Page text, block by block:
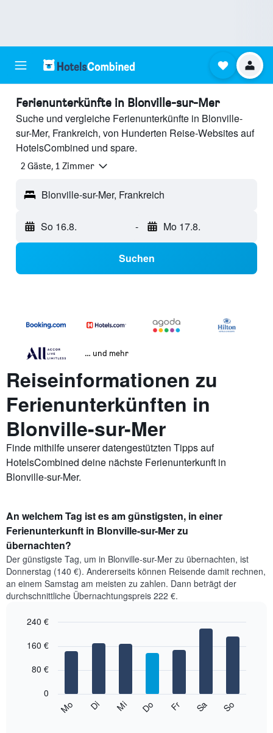
Ferienunterkünfte in Blonville-sur-Mer
Suche und vergleiche Ferienunterkünfte in Blonville-
sur-Mer, Frankreich, von Hunderten Reise-Websites auf
HotelsCombined und spare.
2 Gäste, 1 Zimmer
Blonville-sur-Mer, Frankreich
So 16.8. - Mo 17.8.
Suchen
… und mehr
Reiseinformationen zu
Ferienunterkünften in
Blonville-sur-Mer
Finde mithilfe unserer datengestützten Tipps auf
HotelsCombined deine nächste Ferienunterkunft in
Blonville-sur-Mer.
An welchem Tag ist es am günstigsten, in einer
Ferienunterkunft in Blonville-sur-Mer zu
übernachten?
Der günstigste Tag, um in Blonville-sur-Mer zu übernachten, ist
Donnerstag (140 €). Andererseits können Reisende damit rechnen,
an einem Samstag am meisten zu zahlen. Dann beträgt der
durchschnittliche Übernachtungspreis 222 €.
chart
bars.
graphic.
Mo Di Mi Do Fr Sa So
0
80 €
160 €
240 €